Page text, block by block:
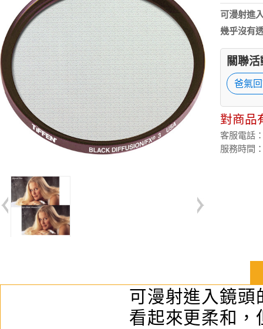
可漫射進
幾乎沒有
關聯
爸氣
對商品
客服電話
服務時間
可漫射進入鏡頭
看起來更柔和，